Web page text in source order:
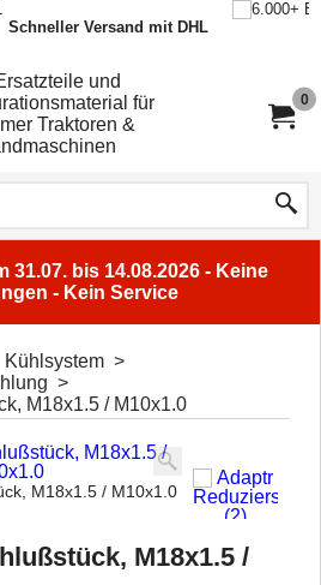
Schneller Versand mit DHL
0
31.07. bis 14.08.2026 - Keine
- Kein Service
Kühlsystem >
>
M18x1.5 / M10x1.0
M18x1.5 / M10x1.0
M18x1.5 /